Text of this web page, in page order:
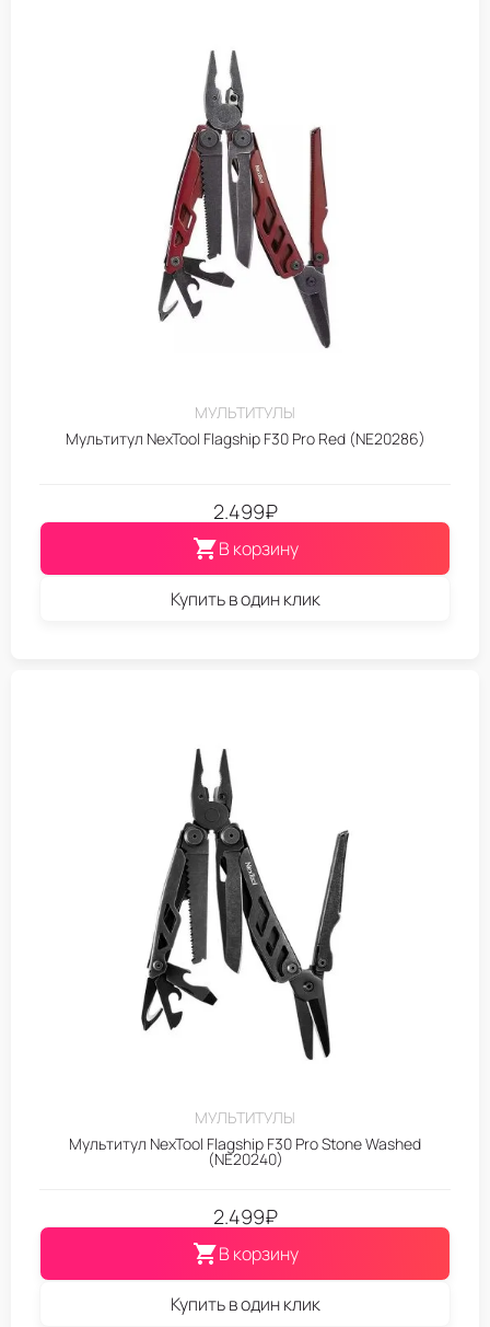
МУЛЬТИТУЛЫ
Мультитул NexTool Flagship F30 Pro Red (NE20286)
2.499₽
В корзину
Купить в один клик
МУЛЬТИТУЛЫ
Мультитул NexTool Flagship F30 Pro Stone Washed
(NE20240)
2.499₽
В корзину
Купить в один клик